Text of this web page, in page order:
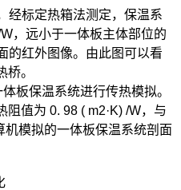
经标定热箱法测定，保温系
，远小于一体板主体部位的
的红外图像。由此图可以看
。
板保温系统进行传热模拟。
值为 0. 98 ( m2·K) /W，与
模拟的一体板保温系统剖面